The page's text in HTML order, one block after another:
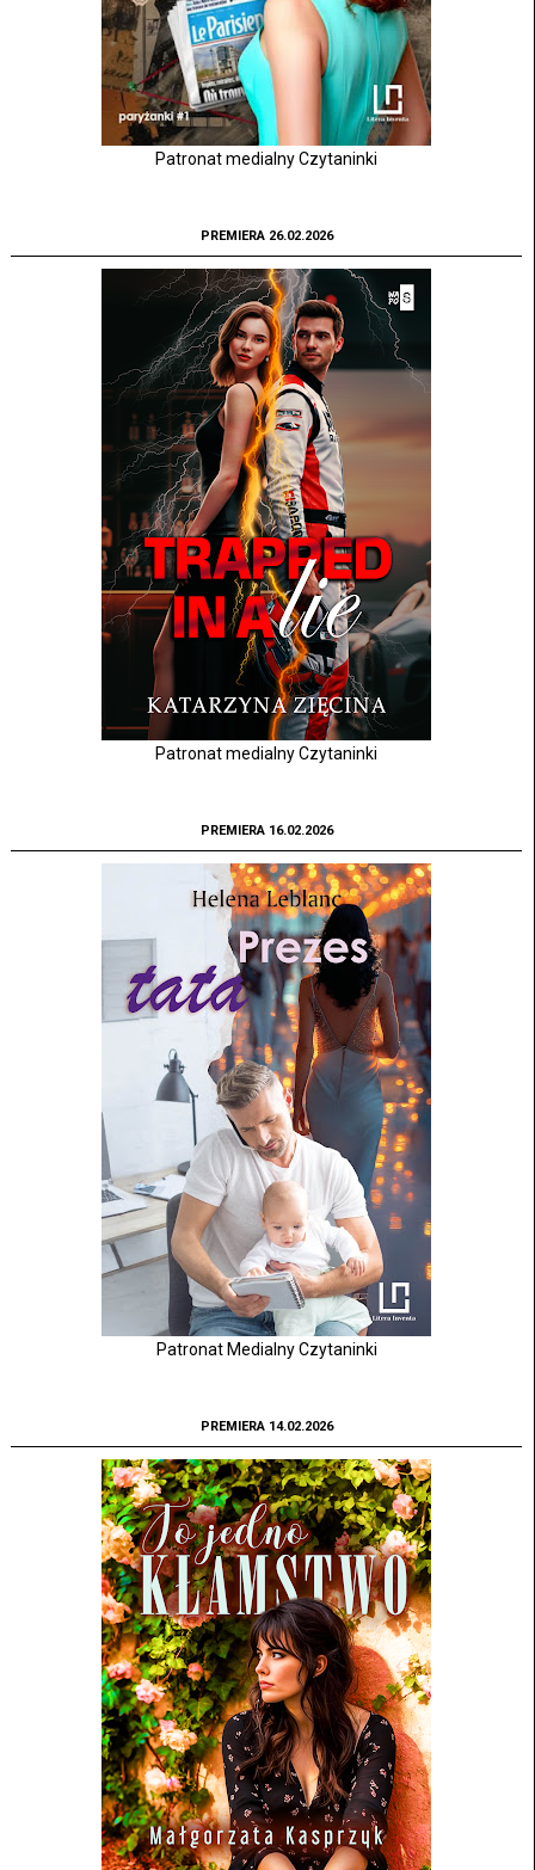
Patronat medialny Czytaninki
PREMIERA 26.02.2026
Patronat medialny Czytaninki
PREMIERA 16.02.2026
Patronat Medialny Czytaninki
PREMIERA 14.02.2026